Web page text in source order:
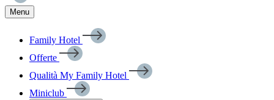
Menu
Family Hotel
Offerte
Qualità My Family Hotel
Miniclub